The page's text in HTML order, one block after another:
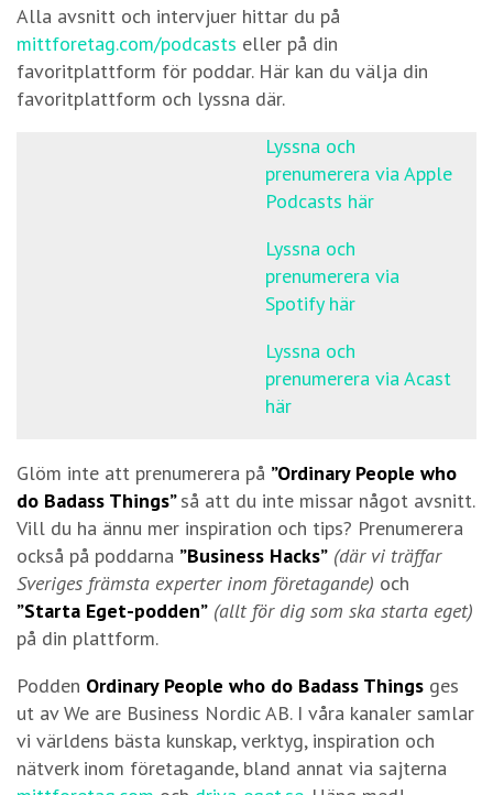
Alla avsnitt och intervjuer hittar du på
mittforetag.com/podcasts eller på din
favoritplattform för poddar. Här kan du välja din
favoritplattform och lyssna där.
Lyssna och
prenumerera via Apple
Podcasts här
Lyssna och
prenumerera via
Spotify här
Lyssna och
prenumerera via Acast
här
Glöm inte att prenumerera på ”Ordinary People who
do Badass Things”så att du inte missar något avsnitt.
Vill du ha ännu mer inspiration och tips? Prenumerera
också på poddarna ”Business Hacks” (där vi träffar
Sveriges främsta experter inom företagande) och
”Starta Eget-podden” (allt för dig som ska starta eget)
på din plattform.
Podden Ordinary People who do Badass Things ges
ut av We are Business Nordic AB. I våra kanaler samlar
vi världens bästa kunskap, verktyg, inspiration och
nätverk inom företagande, bland annat via sajterna